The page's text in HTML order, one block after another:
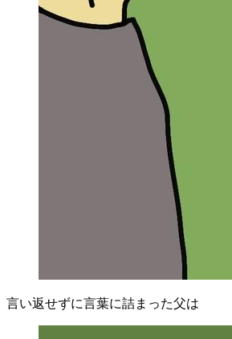
言い返せずに言葉に詰まった父は